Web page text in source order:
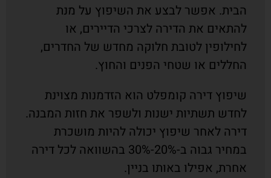
הבית. אפשר לבצע את השיפוץ על מנת
להתאים את הדירה לצרכי הדיירים, או
לחילופין לטובת חלוקה מחדש של החדרים,
החללים או שטחי הפנים והחוץ.
שיפוץ דירה קומפלט הוא הזדמנות מצוינת
לחדש תשתיות ישנות ולשפר את חזות המבנה.
דירה לאחר שיפוץ יכולה להיות מושכרת
במחיר גבוה ב-20%-30% בהשוואה לכל דירה
אחרת, אפילו באותו בניין.